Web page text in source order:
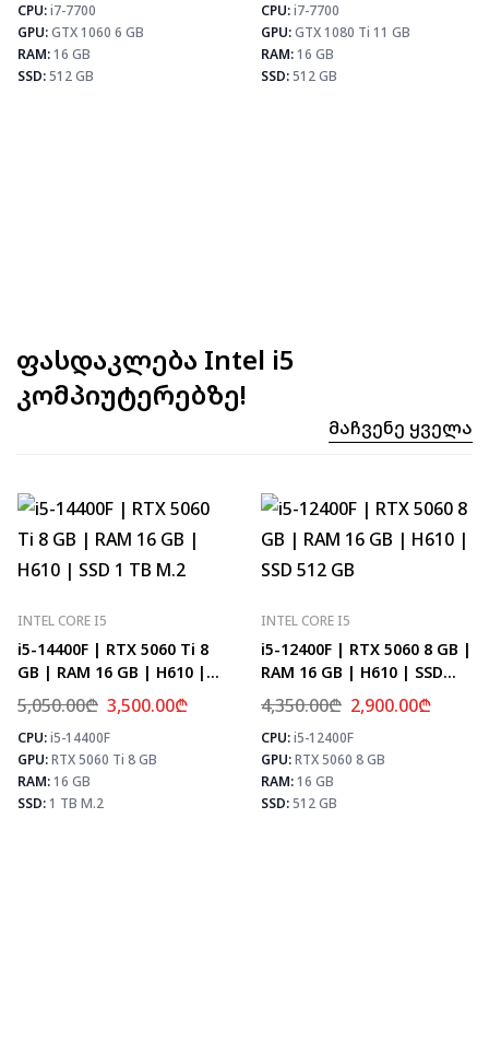
CPU:i7-7700
GPU:GTX 1060 6 GB
RAM:16 GB
SSD:512 GB
⚡ MAX FPS
CS2
133
PUBG
78
Fortnite
92
CPU:i7-7700
GPU:GTX 1080 Ti 11 GB
RAM:16 GB
SSD:512 GB
ფასდაკლება Intel i5
კომპიუტერებზე!
Მაჩვენე Ყველა
INTEL CORE I5
i5-14400F | RTX 5060 Ti 8
GB | RAM 16 GB | H610 |
SSD 1 TB M.2
5,050.00₾ 3,500.00₾
CPU:i5-14400F
GPU:RTX 5060 Ti 8 GB
RAM:16 GB
SSD:1 TB M.2
⚡ MAX FPS
CS2
278
PUBG
171
Fortnite
202
INTEL CORE I5
i5-12400F | RTX 5060 8 GB |
RAM 16 GB | H610 | SSD
512 GB
4,350.00₾ 2,900.00₾
CPU:i5-12400F
GPU:RTX 5060 8 GB
RAM:16 GB
SSD:512 GB